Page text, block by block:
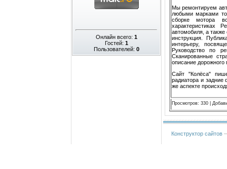
Онлайн всего: 1
Гостей: 1
Пользователей: 0
Мы ремонтируем
любыми марками
сборке мотора
характеристиках
автомобиля, а
инструкция.
интерьеру,
Руководство по
Сканированные
описание
Сайт "Колёса"
радиатора и задние
же аспекте
Просмотров: 330
Конструктор сайтов